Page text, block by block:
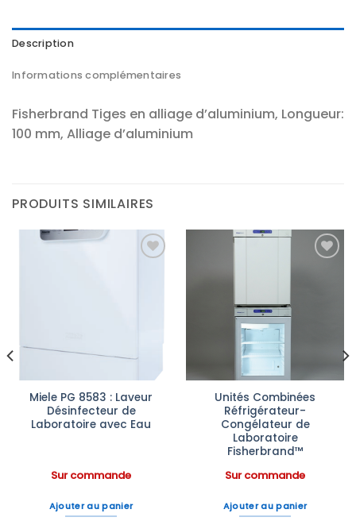
Description
Informations complémentaires
Fisherbrand Tiges en alliage d’aluminium, Longueur:
100 mm, Alliage d’aluminium
PRODUITS SIMILAIRES
Miele PG 8583 : Laveur
Désinfecteur de
Laboratoire avec Eau
Sur commande
Ajouter au panier
Unités Combinées
Réfrigérateur-
Congélateur de
Laboratoire
Fisherbrand™
Sur commande
Ajouter au panier